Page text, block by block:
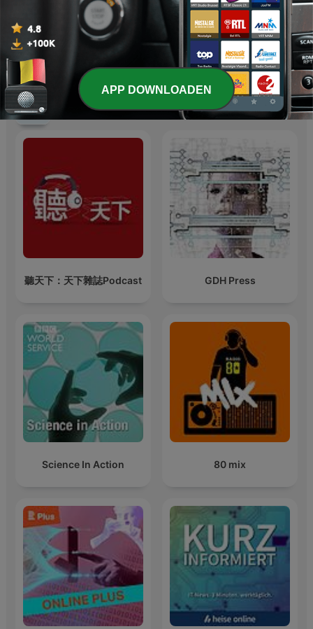
podcast – FREE TEKNO
Modir Sakht | مدیر ساخت
Internationale Technologie-podcasts
聽天下：天下雜誌Podcast GDH Press
Science In Action 80 mix
APP DOWNLOADEN